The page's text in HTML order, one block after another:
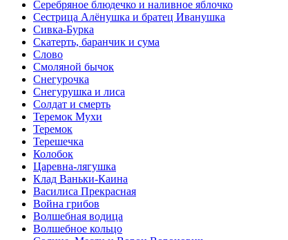
Серебряное блюдечко и наливное яблочко
Сестрица Алёнушка и братец Иванушка
Сивка-Бурка
Скатерть, баранчик и сума
Слово
Смоляной бычок
Снегурочка
Снегурушка и лиса
Солдат и смерть
Теремок Мухи
Теремок
Терешечка
Колобок
Царевна-лягушка
Клад Ваньки-Каина
Василиса Прекрасная
Война грибов
Волшебная водица
Волшебное кольцо